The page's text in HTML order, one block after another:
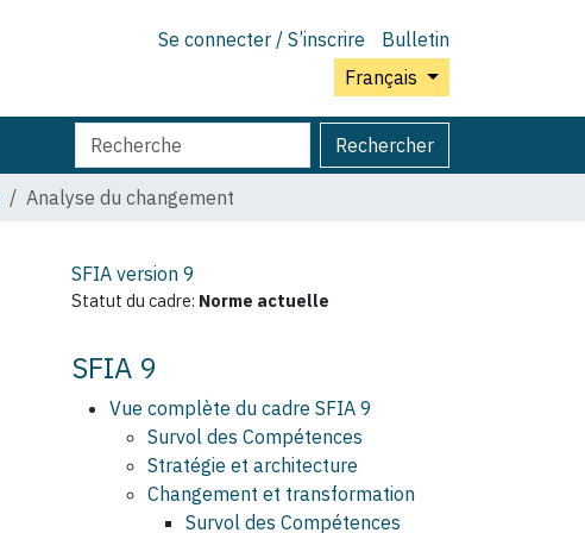
Se connecter / S’inscrire
Bulletin
Français
Chercher
par
Rechercher
Recherche
avancée…
Analyse du changement
SFIA version 9
Statut du cadre: Norme actuelle
SFIA 9
Vue complète du cadre SFIA 9
Survol des Compétences
Stratégie et architecture
Changement et transformation
Survol des Compétences